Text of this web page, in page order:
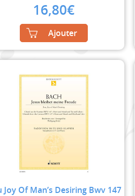
16,80€
Ajouter
Joy Of Man’s Desiring Bwv 147